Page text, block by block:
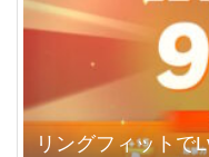
リングフィットで